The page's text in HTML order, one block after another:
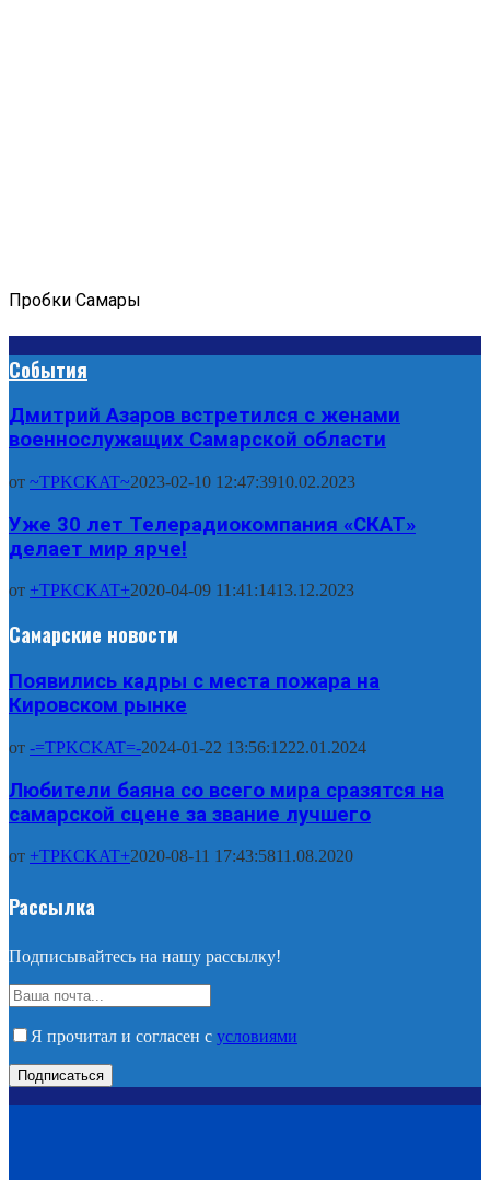
Пробки Самары
События
Дмитрий Азаров встретился с женами
военнослужащих Самарской области
от ~TPKCKAT~2023-02-10 12:47:3910.02.2023
Уже 30 лет Телерадиокомпания «СКАТ»
делает мир ярче!
от +TPKCKAT+2020-04-09 11:41:1413.12.2023
Самарские новости
Появились кадры с места пожара на
Кировском рынке
от -=TPKCKAT=-2024-01-22 13:56:1222.01.2024
Любители баяна со всего мира сразятся на
самарской сцене за звание лучшего
от +TPKCKAT+2020-08-11 17:43:5811.08.2020
Рассылка
Подписывайтесь на нашу рассылку!
Я прочитал и согласен с условиями